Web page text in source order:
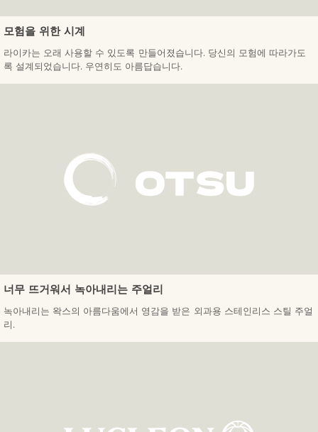
모험을 위한 시계
라이카는 오래 사용할 수 있도록 만들어졌습니다. 당신의 모험에 따라가도
록 설계되었습니다. 우연히도 아름답습니다.
너무 뜨거워서 녹아내리는 주얼리
녹아내리는 왁스의 아름다움에서 영감을 받은 외과용 스테인리스 스틸 주얼
리.